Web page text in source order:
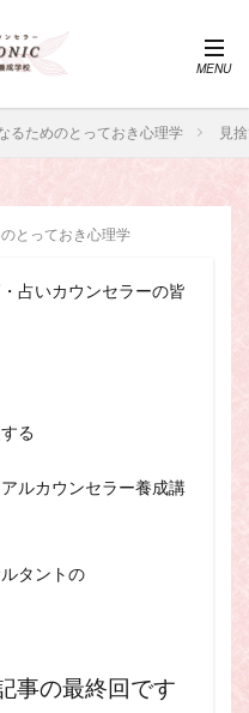
るためのとっておき心理学 見
とっておき心理学
占いカウンセラーの皆
る
ルカウンセラー養成講
タントの
事の最終回です
い講座
波動の法則
ー
ピリチュアル・カウンセリ
、スピリチュアル・セラピ